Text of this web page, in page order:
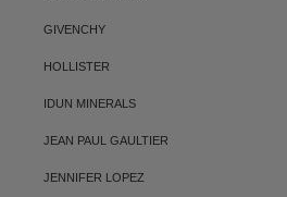
GIVENCHY
HOLLISTER
IDUN MINERALS
JEAN PAUL GAULTIER
JENNIFER LOPEZ